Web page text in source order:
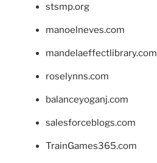
stsmp.org
manoelneves.com
mandelaeffectlibrary.com
roselynns.com
balanceyoganj.com
salesforceblogs.com
TrainGames365.com